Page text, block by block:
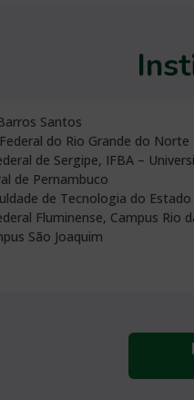
Santos
do Rio Grande do Norte
de Sergipe, IFBA –
de Pernambuco
de Tecnologia do
Fluminense, Campus Rio
São Joaquim